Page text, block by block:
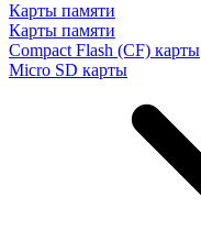
Карты памяти
Карты памяти
Compact Flash (CF) карты
Micro SD карты